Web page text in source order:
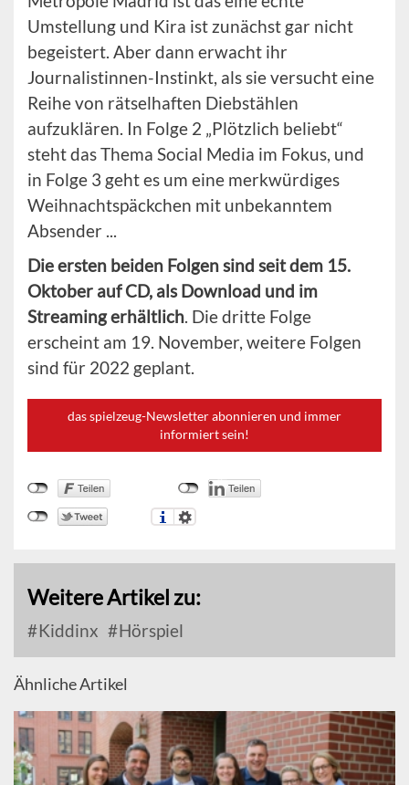
Umstellung und Kira ist zunächst gar nicht
begeistert. Aber dann erwacht ihr
Journalistinnen-Instinkt, als sie versucht eine
Reihe von rätselhaften Diebstählen
aufzuklären. In Folge 2 „Plötzlich beliebt“
steht das Thema Social Media im Fokus, und
in Folge 3 geht es um eine merkwürdiges
Weihnachtspäckchen mit unbekanntem
Absender ...
Die ersten beiden Folgen sind seit dem 15.
Oktober auf CD, als Download und im
Streaming erhältlich. Die dritte Folge
erscheint am 19. November, weitere Folgen
sind für 2022 geplant.
das spielzeug-Newsletter abonnieren und immer
informiert sein!
Weitere Artikel zu:
Kiddinx Hörspiel
Ähnliche Artikel